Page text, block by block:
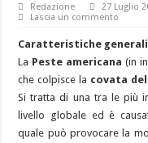
Redazione 27 Luglio
Lascia un commento
Caratteristiche generali
La Peste americana (in
che colpisce la covata
Si tratta di una tra le più
livello globale ed è
quale può provocare la